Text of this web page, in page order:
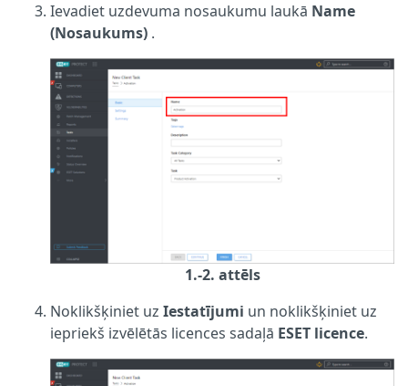
Ievadiet uzdevuma nosaukumu laukā Name
(Nosaukums) .
1.-2. attēls
Noklikšķiniet uz Iestatījumi un noklikšķiniet uz
iepriekš izvēlētās licences sadaļā ESET licence.